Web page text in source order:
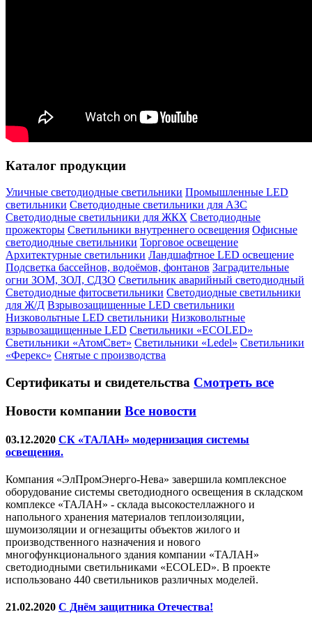
Каталог продукции
Уличные светодиодные светильники Промышленные LED
светильники Светодиодные светильники для АЗС
Светодиодные светильники для ЖКХ Светодиодные
прожекторы Светильники внутреннего освещения Офисные
светодиодные светильники Торговое освещение
Архитектурные светильники Ландшафтное LED освещение
Подсветка бассейнов, водоёмов, фонтанов Заградительные
огни ЗОМ, ЗОЛ, СДЗО Светильник аварийный светодиодный
Светодиодные фитосветильники Светодиодные светильники
для Ж/Д Взрывозащищенные LED светильники
Низковольтные LED светильники Низковольтные
взрывозащищенные LED Светильники «ECOLED»
Светильники «АтомСвет» Светильники «Ledel» Светильники
«Ферекс» Снятые с производства
Сертификаты и свидетельства Смотреть все
Новости компании Все новости
03.12.2020 СК «ТАЛАН» модернизация системы
освещения.
Компания «ЭлПромЭнерго-Нева» завершила комплексное
оборудование системы светодиодного освещения в складском
комплексе «ТАЛАН» - склада высокостеллажного и
напольного хранения материалов теплоизоляции,
шумоизоляции и огнезащиты объектов жилого и
производственного назначения и нового
многофункционального здания компании «ТАЛАН»
светодиодными светильниками «ECOLED». В проекте
использовано 440 светильников различных моделей.
21.02.2020 С Днём защитника Отечества!